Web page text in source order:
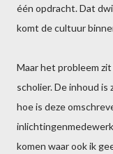
één opdracht. Dat
komt de cultuur
Maar het probleem
scholier. De inhoud is
hoe is deze
komen waar ook ik